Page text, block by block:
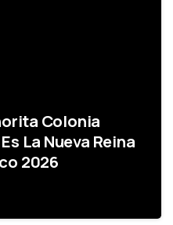
Colonia
La Nueva Reina
2026